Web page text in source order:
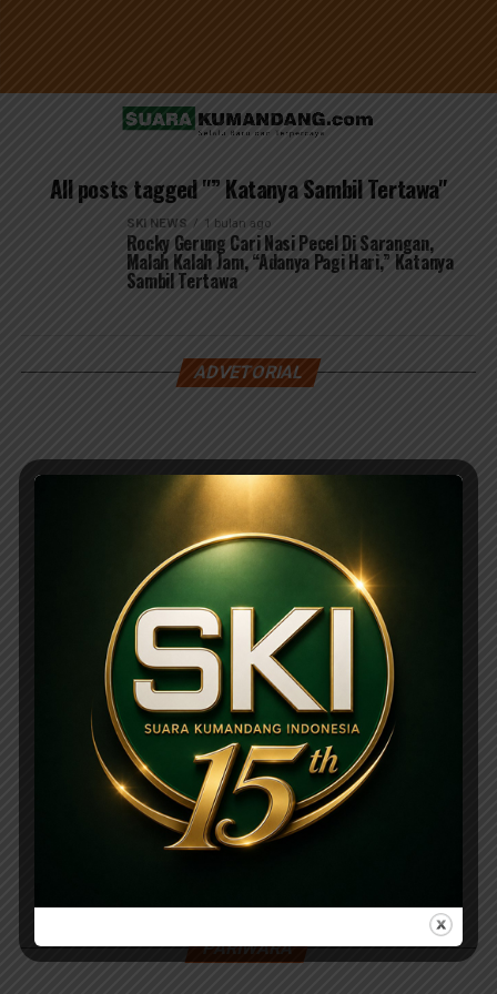
All posts tagged "” Katanya Sambil Tertawa"
SKI NEWS 1 bulan ago
Rocky Gerung Cari Nasi Pecel Di Sarangan,
Malah Kalah Jam, “Adanya Pagi Hari,” Katanya
Sambil Tertawa
ADVETORIAL
PARIWARA